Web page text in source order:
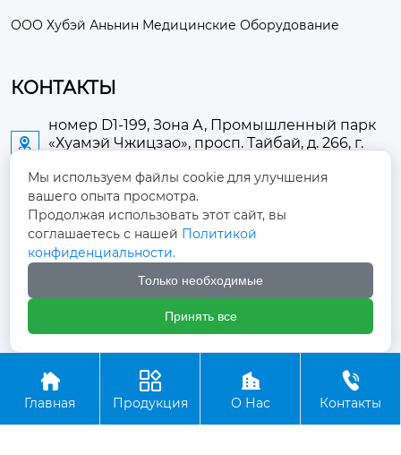
ООО Хубэй Аньнин Медицинские Оборудование
КОНТАКТЫ

номер D1-199, Зона А, Промышленный парк
«Хуамэй Чжицзао», просп. Тайбай, д. 266, г.
 2673889948@qq.com
+86-13705274289
+86-19084124289
Оборудование

Главная

Продукция

О Нас

Контакты
Мы используем файлы cookie для улучшения
вашего опыта просмотра.
Продолжая использовать этот сайт, вы
соглашаетесь с нашей Политикой
конфиденциальности.
Только необходимые
Принять все